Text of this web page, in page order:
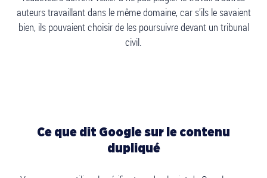
auteurs travaillant dans le même domaine, car s’ils le savaient
bien, ils pouvaient choisir de les poursuivre devant un tribunal
civil.
Ce que dit Google sur le contenu
dupliqué